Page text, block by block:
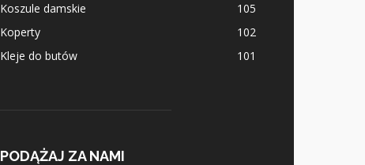
Koszule damskie
105
Koperty
102
Kleje do butów
101
PODĄŻAJ ZA NAMI